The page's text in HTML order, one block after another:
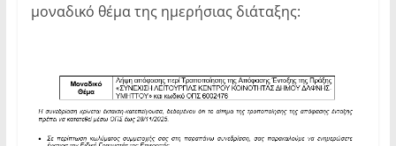
μοναδικό θέμα της ημερήσιας διάταξης: